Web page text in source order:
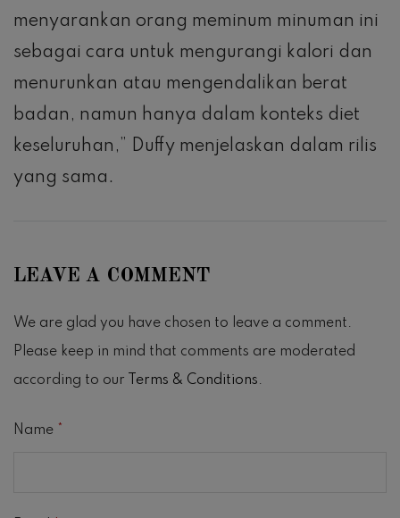
menyarankan orang meminum minuman ini
sebagai cara untuk mengurangi kalori dan
menurunkan atau mengendalikan berat
badan, namun hanya dalam konteks diet
keseluruhan,” Duffy menjelaskan dalam rilis
yang sama.
LEAVE A COMMENT
We are glad you have chosen to leave a comment.
Please keep in mind that comments are moderated
according to our
Terms & Conditions.
Name *